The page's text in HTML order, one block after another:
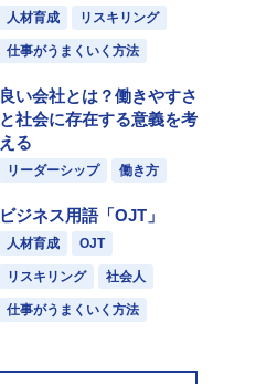
人材育成 リスキリング
仕事がうまくいく方法
良い会社とは？働きやすさ
と社会に存在する意義を考
える
リーダーシップ 働き方
ビジネス用語「OJT」
人材育成 OJT
リスキリング 社会人
仕事がうまくいく方法